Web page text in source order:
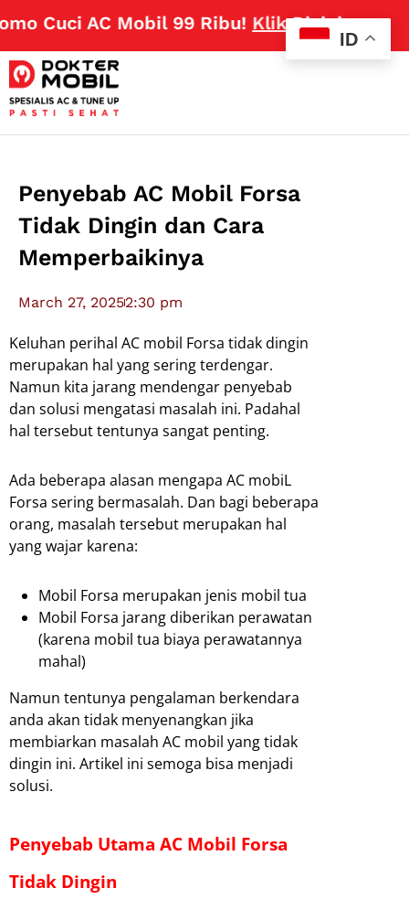
Cuci AC Mobil 99 Ribu!Klik Disini
Penyebab AC Mobil Forsa
Tidak Dingin dan Cara
Memperbaikinya
March 27, 20252:30 pm
Keluhan perihal AC mobil Forsa tidak dingin
merupakan hal yang sering terdengar.
Namun kita jarang mendengar penyebab
dan solusi mengatasi masalah ini. Padahal
hal tersebut tentunya sangat penting.
Ada beberapa alasan mengapa AC mobiL
Forsa sering bermasalah. Dan bagi beberapa
orang, masalah tersebut merupakan hal
yang wajar karena:
Mobil Forsa merupakan jenis mobil tua
Mobil Forsa jarang diberikan perawatan
(karena mobil tua biaya perawatannya
mahal)
Namun tentunya pengalaman berkendara
anda akan tidak menyenangkan jika
membiarkan masalah AC mobil yang tidak
dingin ini. Artikel ini semoga bisa menjadi
solusi.
Penyebab Utama AC Mobil Forsa
Tidak Dingin
ID